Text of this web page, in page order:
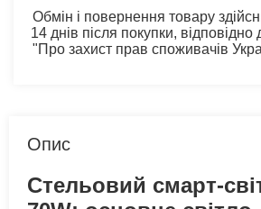
Обмін і повернення товару
14 днів після покупки, відповідно
"Про захист прав споживачів
Опис
Стельовий смарт-